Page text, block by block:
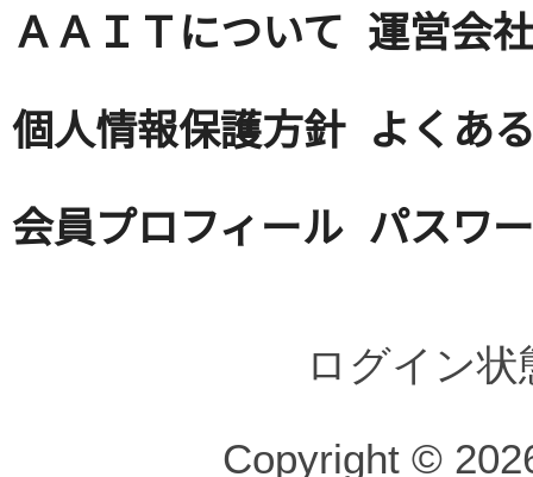
ＡＡＩＴについて 運営会社
個人情報保護方針 よくあ
会員プロフィール パスワ
ログイン
Copyright ©